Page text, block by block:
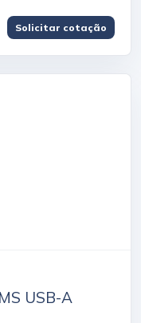
Solicitar cotação
USB-A